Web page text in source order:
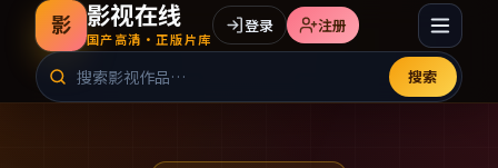
影 影视在线
国产高清·正版片库
搜索
登录 注册